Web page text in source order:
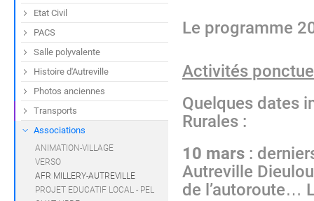
Le programme
Activités
Quelques dates
Rurales :
10 mars :
Autreville
de l’autoroute…
Etat Civil
PACS
Salle polyvalente
Histoire d'Autreville
Photos anciennes
Transports
Associations
ANIMATION-VILLAGE
VERSO
AFR MILLERY-AUTREVILLE
PROJET EDUCATIF LOCAL - PEL